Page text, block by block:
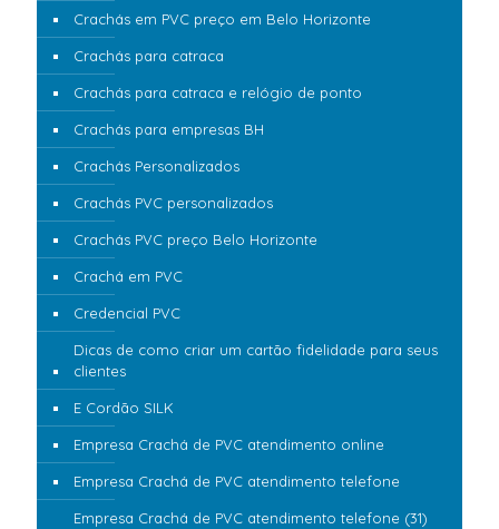
Crachás em PVC preço em Belo Horizonte
Crachás para catraca
Crachás para catraca e relógio de ponto
Crachás para empresas BH
Crachás Personalizados
Crachás PVC personalizados
Crachás PVC preço Belo Horizonte
Crachá em PVC
Credencial PVC
Dicas de como criar um cartão fidelidade para seus
clientes
E Cordão SILK
Empresa Crachá de PVC atendimento online
Empresa Crachá de PVC atendimento telefone
Empresa Crachá de PVC atendimento telefone (31)